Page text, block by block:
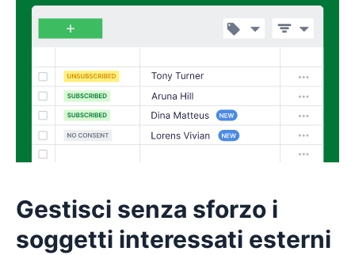
Gestisci senza sforzo i
soggetti interessati esterni